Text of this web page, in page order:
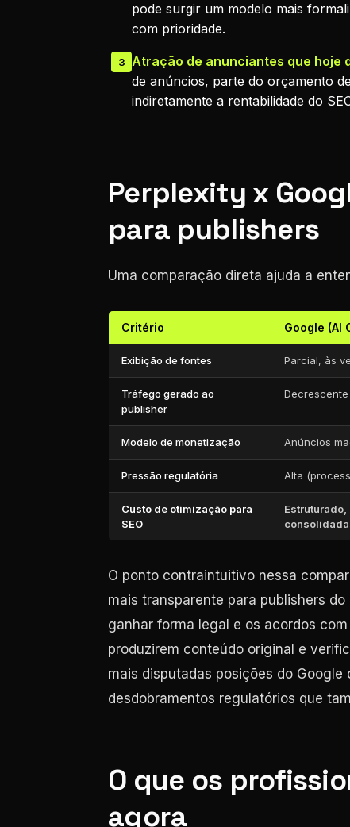
pode surgir um modelo mais
com prioridade.
3 Atração de anunciantes que hoje
de anúncios, parte do orçamento
indiretamente a rentabilidade do
Perplexity x
para publishers
Uma comparação direta ajuda a
Critério Google (AI
Exibição de fontes Parcial, às
Tráfego gerado ao
publisher
Modelo de monetização Anúncios
Pressão regulatória Alta
Custo de otimização para
SEO
O ponto contraintuitivo nessa
mais transparente para publishers
ganhar forma legal e os acordos
produzirem conteúdo original e
mais disputadas posições do
desdobramentos regulatórios que
O que os
agora